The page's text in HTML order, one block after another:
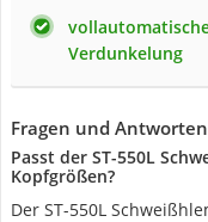
Verdunkelung
Fragen und
Passt der ST-550L
Kopfgrößen?
Der ST-550L